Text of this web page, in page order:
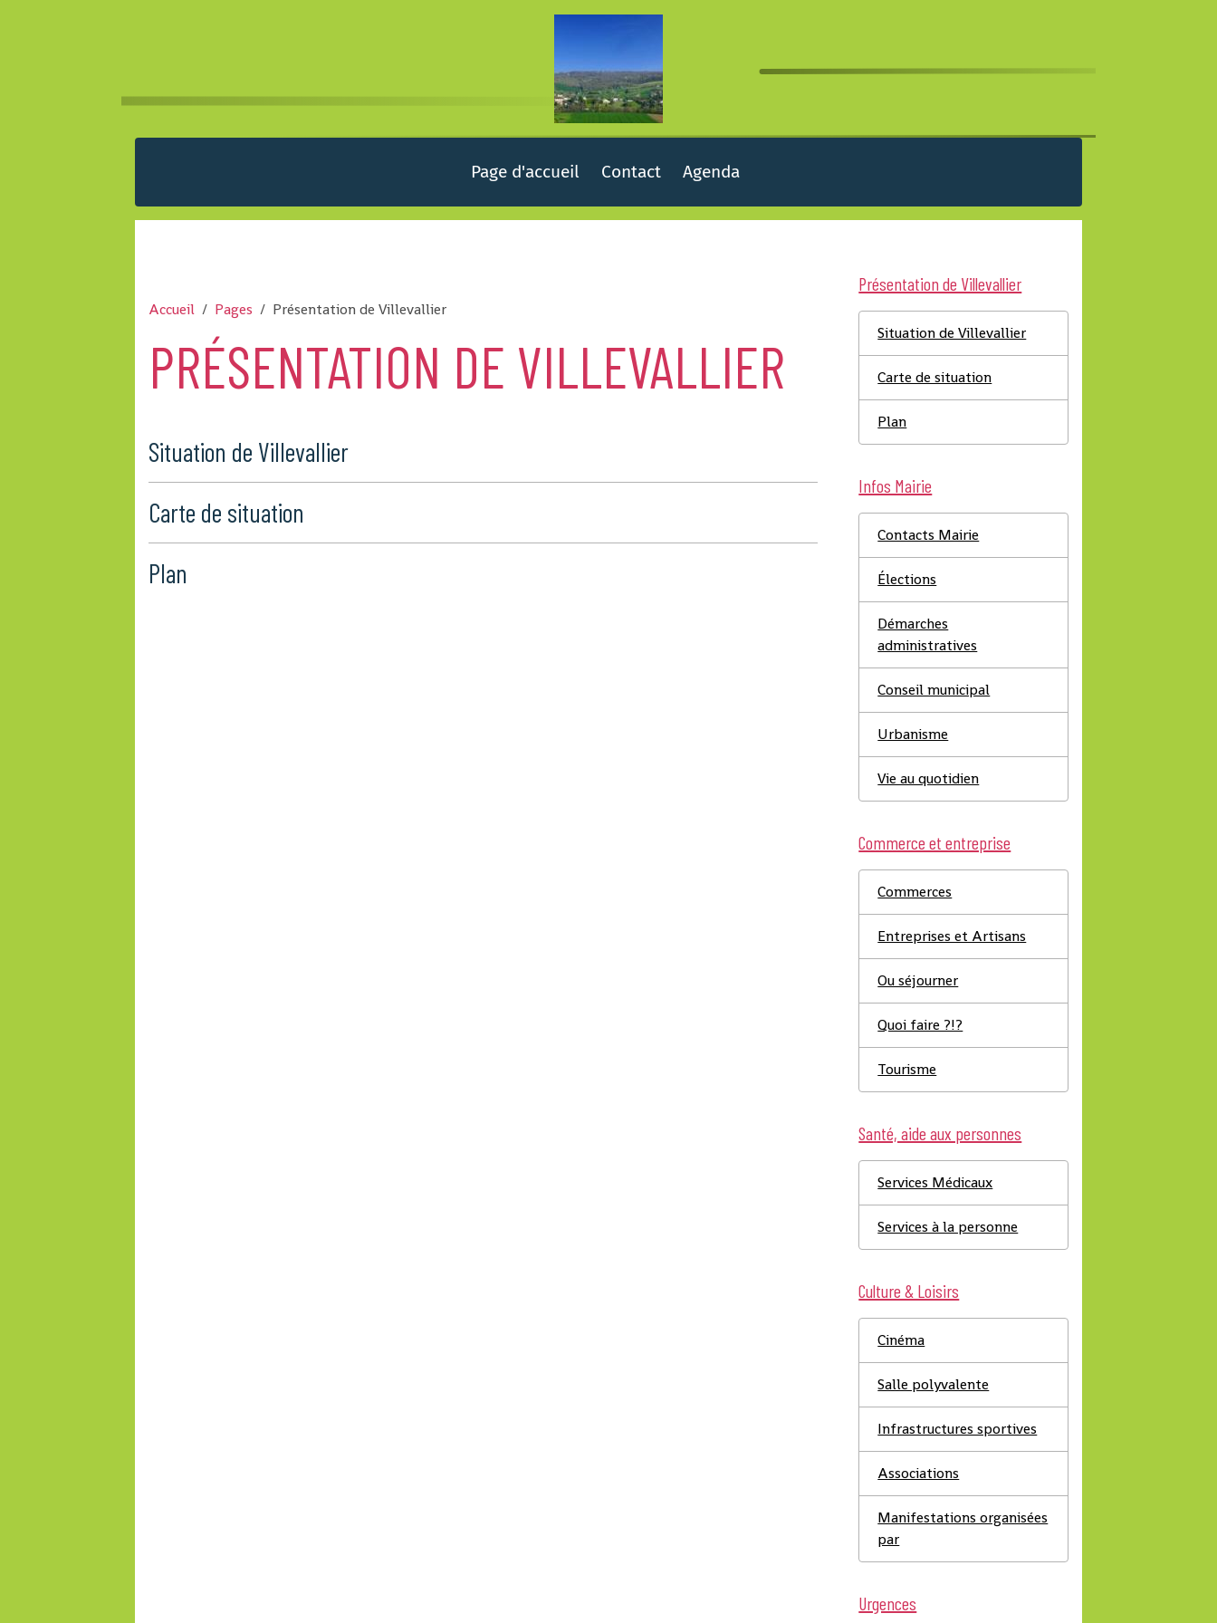
Page d'accueil Contact Agenda
Accueil Pages Présentation de Villevallier
PRÉSENTATION DE VILLEVALLIER
Situation de Villevallier
Carte de situation
Plan
Présentation de Villevallier
Situation de Villevallier
Carte de situation
Plan
Infos Mairie
Contacts Mairie
Élections
Démarches
administratives
Conseil municipal
Urbanisme
Vie au quotidien
Commerce et entreprise
Commerces
Entreprises et Artisans
Ou séjourner
Quoi faire ?!?
Tourisme
Santé, aide aux personnes
Services Médicaux
Services à la personne
Culture & Loisirs
Cinéma
Salle polyvalente
Infrastructures sportives
Associations
Manifestations organisées
par
Urgences